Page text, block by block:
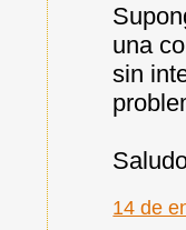
una
sin
14 de